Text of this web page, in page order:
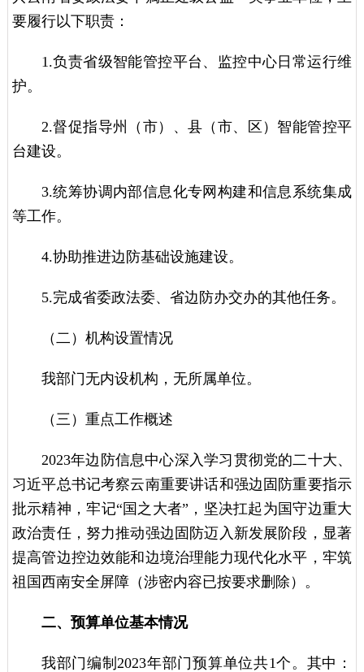
要履行以下职责：
1.负责省级智能管控平台、监控中心日常运行维
护。
2.督促指导州（市）、县（市、区）智能管控平
台建设。
3.统筹协调内部信息化专网构建和信息系统集成
等工作。
4.协助推进边防基础设施建设。
5.完成省委政法委、省边防办交办的其他任务。
（二）机构设置情况
我部门无内设机构，无所属单位。
（三）重点工作概述
2023年边防信息中心深入学习贯彻党的二十大、
习近平总书记考察云南重要讲话和强边固防重要指示
批示精神，牢记“国之大者”，坚决扛起为国守边重大
政治责任，努力推动强边固防迈入新发展阶段，显著
提高管边控边效能和边境治理能力现代化水平，牢筑
祖国西南安全屏障（涉密内容已按要求删除）。
二、预算单位基本情况
我部门编制2023年部门预算单位共1个。其中：